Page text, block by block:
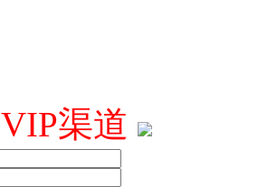
VIP渠道